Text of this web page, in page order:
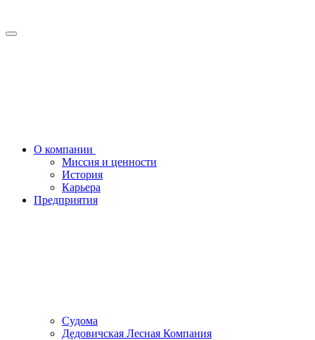
О компании
Миссия и ценности
История
Карьера
Предприятия
Судома
Дедовичская Лесная Компания